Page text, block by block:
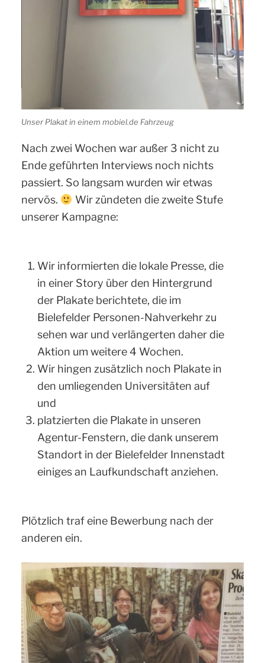
Unser Plakat in einem mobiel.de Fahrzeug
Nach zwei Wochen war außer 3 nicht zu
Ende geführten Interviews noch nichts
passiert. So langsam wurden wir etwas
nervös.
Wir zündeten die zweite Stufe
unserer Kampagne:
Wir informierten die lokale Presse, die
in einer Story über den Hintergrund
der Plakate berichtete, die im
Bielefelder Personen-Nahverkehr zu
sehen war und verlängerten daher die
Aktion um weitere 4 Wochen.
Wir hingen zusätzlich noch Plakate in
den umliegenden Universitäten auf
und
platzierten die Plakate in unseren
Agentur-Fenstern, die dank unserem
Standort in der Bielefelder Innenstadt
einiges an Laufkundschaft anziehen.
Plötzlich traf eine Bewerbung nach der
anderen ein.